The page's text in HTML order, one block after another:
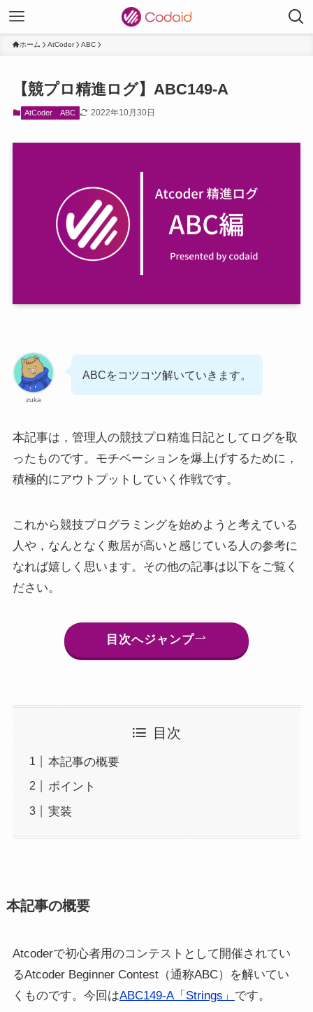
ホーム AtCoder ABC
【競プロ精進ログ】ABC149-A
AtCoder ABC 2022年10月30日
zuka
ABCをコツコツ解いていきます。
本記事は，管理人の競技プロ精進日記としてログを取
ったものです。モチベーションを爆上げするために，
積極的にアウトプットしていく作戦です。
これから競技プログラミングを始めようと考えている
人や，なんとなく敷居が高いと感じている人の参考に
なれば嬉しく思います。その他の記事は以下をご覧く
ださい。
目次へジャンプ
目次
本記事の概要
ポイント
実装
本記事の概要
Atcoderで初心者用のコンテストとして開催されてい
るAtcoder Beginner Contest（通称ABC）を解いてい
くものです。今回はABC149-A「Strings」 です。